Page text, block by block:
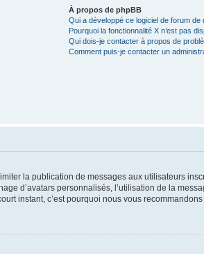
À propos de phpBB
Qui a développé ce logiciel de forum de
Pourquoi la fonctionnalité X n’est pas
Qui dois-je contacter à propos de
Comment puis-je contacter un
la publication de messages aux utilisateurs
d’avatars personnalisés, l’utilisation de la
instant, c’est pourquoi nous vous recommandons